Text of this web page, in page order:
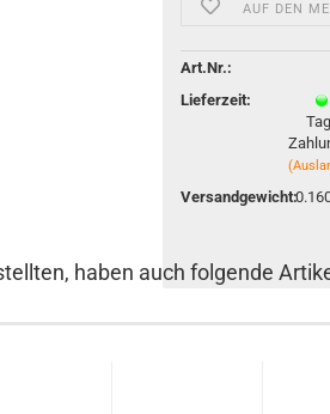
AUF DEN
Art.Nr.:
Lieferzeit:
Versandgewicht:
haben auch folgende